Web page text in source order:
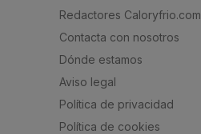
Redactores Caloryfrio.com
Contacta con nosotros
Dónde estamos
Aviso legal
Política de privacidad
Política de cookies